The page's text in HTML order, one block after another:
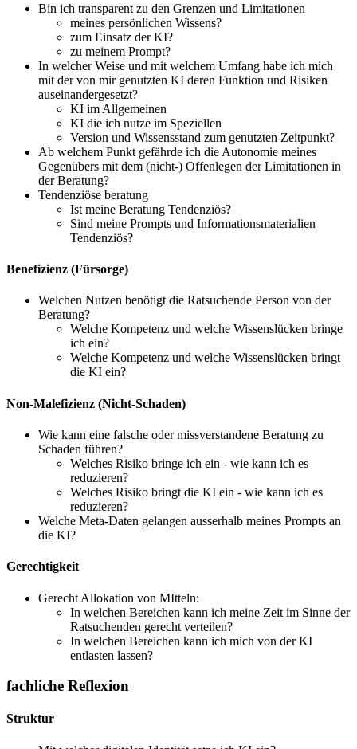
Bin ich transparent zu den Grenzen und Limitationen
meines persönlichen Wissens?
zum Einsatz der KI?
zu meinem Prompt?
In welcher Weise und mit welchem Umfang habe ich mich
mit der von mir genutzten KI deren Funktion und Risiken
auseinandergesetzt?
KI im Allgemeinen
KI die ich nutze im Speziellen
Version und Wissensstand zum genutzten Zeitpunkt?
Ab welchem Punkt gefährde ich die Autonomie meines
Gegenübers mit dem (nicht-) Offenlegen der Limitationen in
der Beratung?
Tendenziöse beratung
Ist meine Beratung Tendenziös?
Sind meine Prompts und Informationsmaterialien
Tendenziös?
Benefizienz (Fürsorge)
Welchen Nutzen benötigt die Ratsuchende Person von der
Beratung?
Welche Kompetenz und welche Wissenslücken bringe
ich ein?
Welche Kompetenz und welche Wissenslücken bringt
die KI ein?
Non-Malefizienz (Nicht-Schaden)
Wie kann eine falsche oder missverstandene Beratung zu
Schaden führen?
Welches Risiko bringe ich ein - wie kann ich es
reduzieren?
Welches Risiko bringt die KI ein - wie kann ich es
reduzieren?
Welche Meta-Daten gelangen ausserhalb meines Prompts an
die KI?
Gerechtigkeit
Gerecht Allokation von MItteln:
In welchen Bereichen kann ich meine Zeit im Sinne der
Ratsuchenden gerecht verteilen?
In welchen Bereichen kann ich mich von der KI
entlasten lassen?
fachliche Reflexion
Struktur